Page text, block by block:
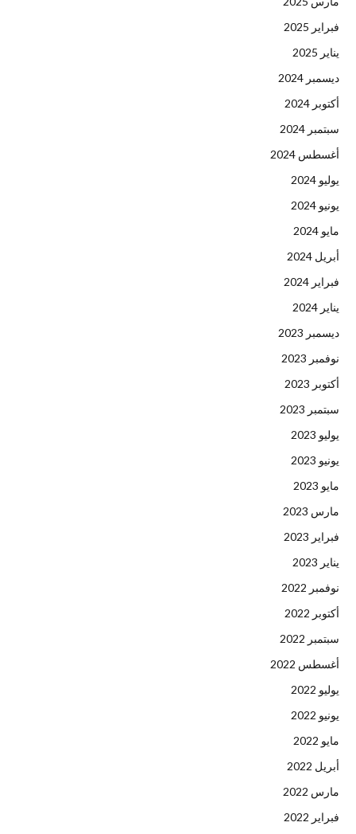
فبراير 2025
يناير 2025
ديسمبر 2024
أكتوبر 2024
سبتمبر 2024
أغسطس 2024
يوليو 2024
يونيو 2024
مايو 2024
أبريل 2024
فبراير 2024
يناير 2024
ديسمبر 2023
نوفمبر 2023
أكتوبر 2023
سبتمبر 2023
يوليو 2023
يونيو 2023
مايو 2023
مارس 2023
فبراير 2023
يناير 2023
نوفمبر 2022
أكتوبر 2022
سبتمبر 2022
أغسطس 2022
يوليو 2022
يونيو 2022
مايو 2022
أبريل 2022
مارس 2022
فبراير 2022